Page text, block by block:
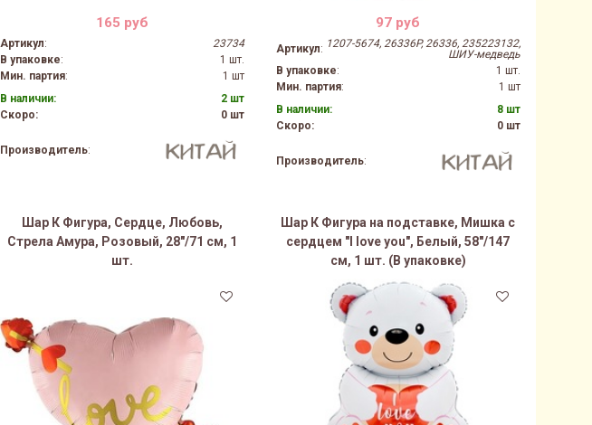
165 руб
Артикул:
23734
В упаковке:
1 шт.
Мин. партия:
1 шт
В наличии:
2 шт
Скоро:
0 шт
Производитель:
97 руб
Артикул: 1207-5674, 26336P, 26336, 235223132,
ШИУ-медведь
В упаковке:
1 шт.
Мин. партия:
1 шт
В наличии:
8 шт
Скоро:
0 шт
Производитель:
Шар К Фигура, Сердце, Любовь,
Стрела Амура, Розовый, 28"/71 см, 1
шт.
Шар К Фигура на подставке, Мишка с
сердцем "I love you", Белый, 58"/147
см, 1 шт. (В упаковке)